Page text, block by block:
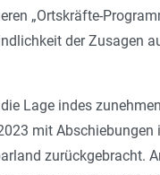
„Ortskräfte-
der
Lage indes
mit
zurückgebracht.